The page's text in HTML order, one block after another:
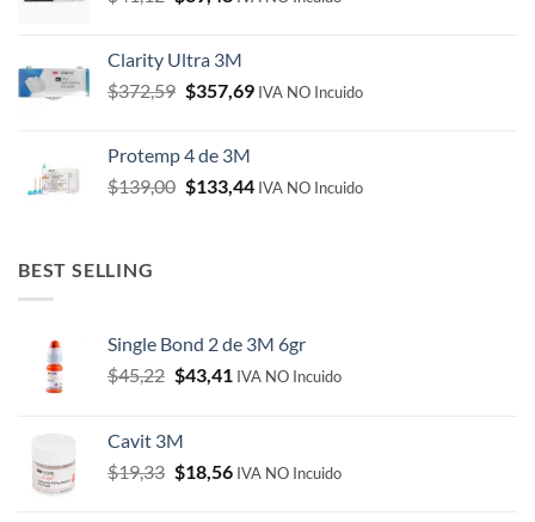
$41,12.$39,48.
Clarity Ultra 3M
$372,59 Original
$372,59.
$357,69Current
IVA NO Incuido
Protemp 4 de 3M
$139,00 Original
$133,44Current
IVA NO Incuido
BEST SELLING
Single Bond 2 de 3M 6gr
$45,22 Original
$45,22.
$43,41 Current
IVA NO Incuido
Cavit 3M
$19,33 Original
$18,56Current
IVA NO Incuido